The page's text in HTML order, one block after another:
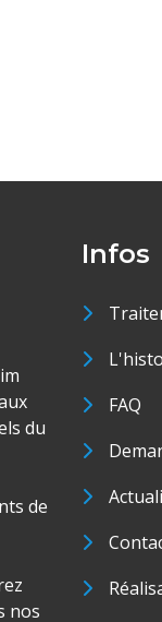
du
de
nos
Infos
FAQ